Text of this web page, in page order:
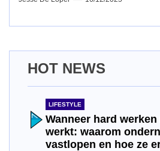
HOT NEWS
LIFESTYLE
Wanneer hard
werkt: waarom
vastlopen en hoe ze